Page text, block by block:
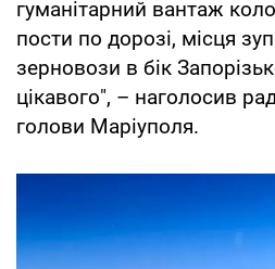
гуманітарний вантаж
пости по дорозі, місця
зерновози в бік
цікавого", – наголосив
голови Маріуполя.